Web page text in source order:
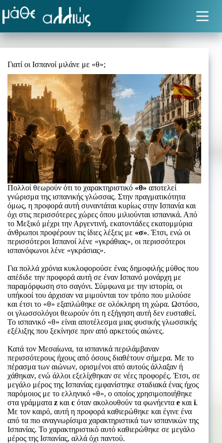
στο
περιεχόμενο
Γιατί οι Ισπανοί μιλάνε με «θ»;
Πολλοί θεωρούν ότι το χαρακτηριστικό «θ» αποτελεί
γνώρισμα της ισπανικής γλώσσας. Στην πραγματικότητα
όμως, η προφορά αυτή συναντάται κυρίως στην Ισπανία και
όχι στις περισσότερες χώρες όπου μιλιούνται ισπανικά. Από
το Μεξικό μέχρι την Αργεντινή, εκατοντάδες εκατομμύρια
άνθρωποι προφέρουν τις ίδιες λέξεις με «σ». Έτσι, ενώ οι
περισσότεροι Ισπανοί λένε «γκράθιας», οι περισσότεροι
ισπανόφωνοι λένε «γκράσιας».
Για πολλά χρόνια κυκλοφορούσε ένας δημοφιλής μύθος που
απέδιδε την προφορά αυτή σε έναν Ισπανό μονάρχη με
παραμόρφωση στο σαγόνι. Σύμφωνα με την ιστορία, οι
υπήκοοί του άρχισαν να μιμούνται τον τρόπο που μιλούσε
και έτσι το «θ» εξαπλώθηκε σε ολόκληρη τη χώρα. Ωστόσο,
οι γλωσσολόγοι θεωρούν ότι η εξήγηση αυτή δεν ευσταθεί.
Το ισπανικό «θ» είναι αποτέλεσμα μιας φυσικής γλωσσικής
εξέλιξης που ξεκίνησε πριν από αρκετούς αιώνες.
Κατά τον Μεσαίωνα, τα ισπανικά περιλάμβαναν
περισσότερους ήχους από όσους διαθέτουν σήμερα. Με το
πέρασμα των αιώνων, ορισμένοι από αυτούς άλλαξαν ή
χάθηκαν, ενώ άλλοι εξελίχθηκαν σε νέες προφορές. Έτσι, σε
μεγάλο μέρος της Ισπανίας εμφανίστηκε σταδιακά ένας ήχος
παρόμοιος με το ελληνικό «θ», ο οποίος χρησιμοποιήθηκε
στα γράμματα z και c όταν ακολουθούν τα φωνήεντα e και i.
Με τον καιρό, αυτή η προφορά καθιερώθηκε και έγινε ένα
από τα πιο αναγνωρίσιμα χαρακτηριστικά των ισπανικών της
Ισπανίας. Το χαρακτηριστικό αυτό καθιερώθηκε σε μεγάλο
μέρος της Ισπανίας, αλλά όχι παντού.